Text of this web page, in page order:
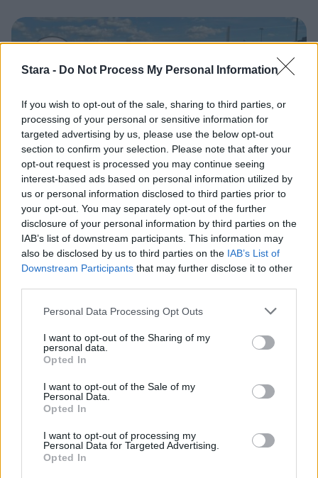
Stara - Do Not Process My Personal Information
If you wish to opt-out of the sale, sharing to third parties, or
processing of your personal or sensitive information for
targeted advertising by us, please use the below opt-out
section to confirm your selection. Please note that after your
opt-out request is processed you may continue seeing
interest-based ads based on personal information utilized by
us or personal information disclosed to third parties prior to
your opt-out. You may separately opt-out of the further
disclosure of your personal information by third parties on the
IAB’s list of downstream participants. This information may
also be disclosed by us to third parties on the IAB’s List of
Downstream Participants that may further disclose it to other
Personal Data Processing Opt Outs
I want to opt-out of the Sharing of my
personal data.
Opted In
I want to opt-out of the Sale of my
Personal Data.
Opted In
I want to opt-out of processing my
Personal Data for Targeted Advertising.
Opted In
3
MATKAILU
Finnairin lennoista osan lentää
jatkossa toinen lentoyhtiö –
matkustajille tärkeä rajoitus
4
UUTISET
Kela muuttaa terapiakäytäntöä